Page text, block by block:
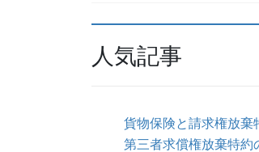
人気記事
貨物保険と請求権放棄
第三者求償権放棄特約